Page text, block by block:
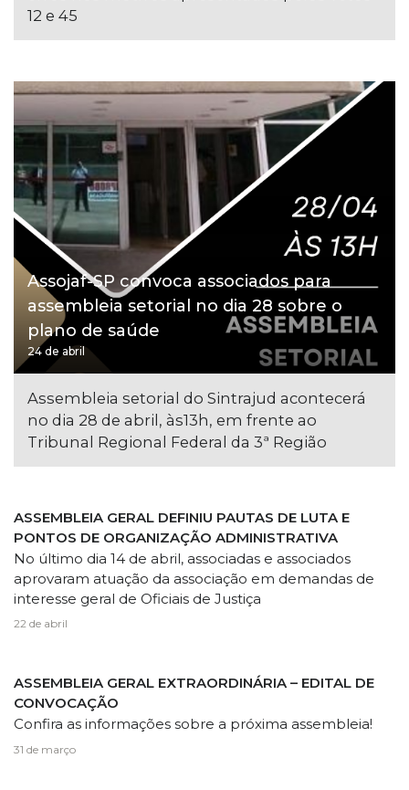
12 e 45
Assojaf-SP convoca associados para
assembleia setorial no dia 28 sobre o
plano de saúde
24 de abril
Assembleia setorial do Sintrajud acontecerá
no dia 28 de abril, às13h, em frente ao
Tribunal Regional Federal da 3ª Região
ASSEMBLEIA GERAL DEFINIU PAUTAS DE LUTA E
PONTOS DE ORGANIZAÇÃO ADMINISTRATIVA
No último dia 14 de abril, associadas e associados
aprovaram atuação da associação em demandas de
interesse geral de Oficiais de Justiça
22 de abril
ASSEMBLEIA GERAL EXTRAORDINÁRIA – EDITAL DE
CONVOCAÇÃO
Confira as informações sobre a próxima assembleia!
31 de março